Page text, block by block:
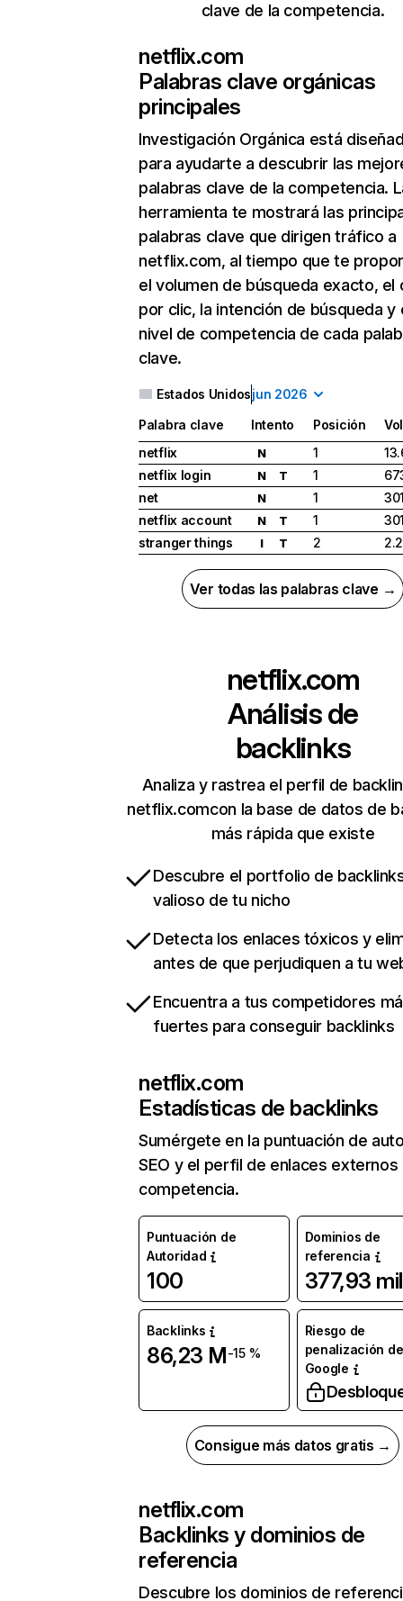
clave de la competencia.
netflix.com
Palabras clave orgánicas
principales
Investigación Orgánica está
para ayudarte a descubrir las
palabras clave de la competencia.
herramienta te mostrará las
palabras clave que dirigen tráfico a
netflix.com, al tiempo que te
el volumen de búsqueda exacto, el
por clic, la intención de búsqueda y
nivel de competencia de cada
clave.
Estados Unidosjun 2026
Palabra clave Intento Posición
netflix
N 1
netflix login
N T 1
net
N 1
netflix account
N T 1
stranger things
I T 2
Ver todas las palabras clave →
netflix.com
Análisis de
backlinks
Analiza y rastrea el perfil de
netflix.comcon la base de datos de
más rápida que existe
Descubre el portfolio de
valioso de tu nicho
Detecta los enlaces tóxicos y
antes de que perjudiquen a tu
Encuentra a tus competidores
fuertes para conseguir backlinks
netflix.com
Estadísticas de backlinks
Sumérgete en la puntuación de
SEO y el perfil de enlaces externos
competencia.
Puntuación de
Autoridad
100
Dominios de
referencia
377,93 mil
Backlinks
86,23 M-15 %
Riesgo de
penalización de
Google
Consigue más datos gratis →
netflix.com
Backlinks y dominios de
referencia
Descubre los dominios de